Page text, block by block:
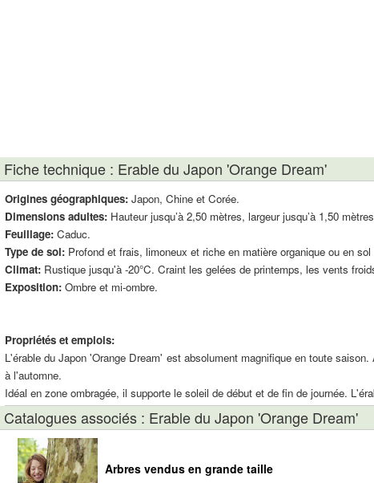
Fiche technique : Erable du Japon 'Orange Dream'
Origines géographiques: Japon, Chine et Corée.
Dimensions adultes: Hauteur jusqu’à 2,50 mètres, largeur jusqu’à 1,50
Feuillage: Caduc.
Type de sol: Profond et frais, limoneux et riche en matière organique ou en
Climat: Rustique jusqu'à -20°C. Craint les gelées de printemps, les vents
Exposition: Ombre et mi-ombre.
Propriétés et emplois:
L'érable du Japon 'Orange Dream' est absolument magnifique en toute
à l'automne.
Idéal en zone ombragée, il supporte le soleil de début et de fin de journée.
Catalogues associés : Erable du Japon 'Orange Dream'
Arbres vendus en grande taille